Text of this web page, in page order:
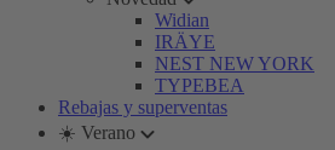
Widian
IRÄYE
NEST NEW YORK
TYPEBEA
Rebajas y superventas
☀️ Verano